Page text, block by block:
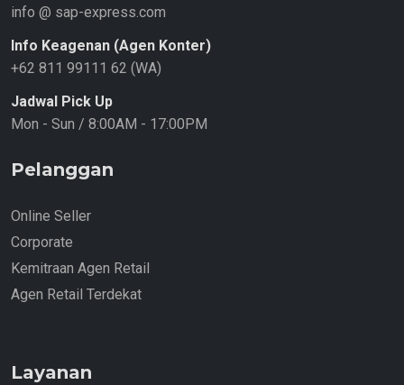
info @ sap-express.com
Info Keagenan (Agen Konter)
+62 811 99111 62 (WA)
Jadwal Pick Up
Mon - Sun / 8:00AM - 17:00PM
Pelanggan
Online Seller
Corporate
Kemitraan Agen Retail
Agen Retail Terdekat
Layanan